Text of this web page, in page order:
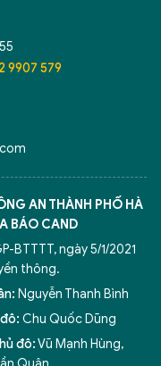
9907 579
AN THÀNH PHỐ HÀ
BÁO CAND
BTTTT, ngày 5/1/2021
thông.
Nguyễn Thanh Bình
Chu Quốc Dũng
đô:Vũ Mạnh Hùng,